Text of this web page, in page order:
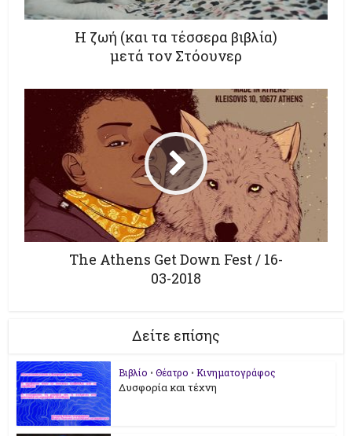
Η ζωή (και τα τέσσερα βιβλία)
μετά τον Στόουνερ
The Athens Get Down Fest / 16-
03-2018
Δείτε επίσης
Βιβλίο • Θέατρο • Κινηματογράφος
Δυσφορία και τέχνη